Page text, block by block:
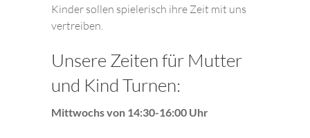
Kinder sollen spielerisch ihre Zeit mit uns
vertreiben.
Unsere Zeiten für Mutter
und Kind Turnen:
Mittwochs von 14:30-16:00 Uhr